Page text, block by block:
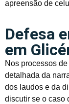
apreensão de
Defesa
em
Nos processos
detalhada da
dos laudos e da
discutir se o caso